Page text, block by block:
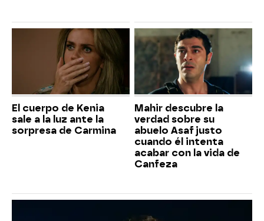
El cuerpo de Kenia
sale a la luz ante la
sorpresa de Carmina
Mahir descubre la
verdad sobre su
abuelo Asaf justo
cuando él intenta
acabar con la vida de
Canfeza